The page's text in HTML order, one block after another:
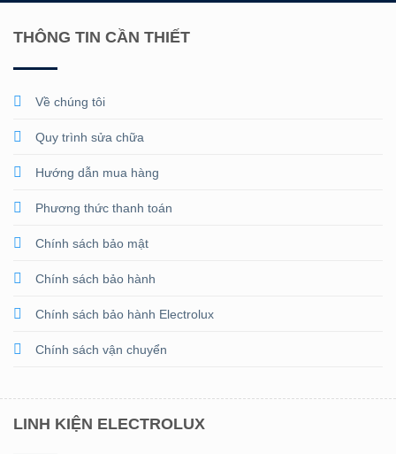
THÔNG TIN CẦN THIẾT
Về chúng tôi
Quy trình sửa chữa
Hướng dẫn mua hàng
Phương thức thanh toán
Chính sách bảo mật
Chính sách bảo hành
Chính sách bảo hành Electrolux
Chính sách vận chuyển
LINH KIỆN ELECTROLUX